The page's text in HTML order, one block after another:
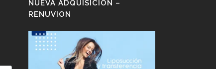
NUEVA ADQUISICIÓN –
RENUVION